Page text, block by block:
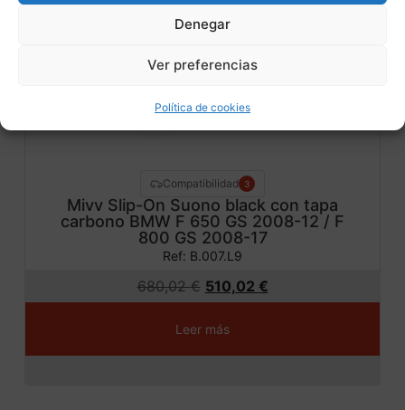
Denegar
Ver preferencias
Política de cookies
¡Ofer
Compatibilidad 3
Mivv Slip-On Suono black con tapa
carbono BMW F 650 GS 2008-12 / F
800 GS 2008-17
Ref: B.007.L9
680,02€ 510,02 €
Leer más